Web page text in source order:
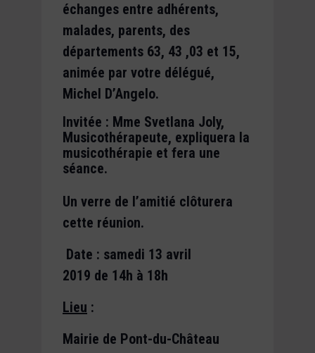
échanges entre adhérents,
malades, parents, des
départements 63, 43 ,03 et 15,
animée par votre délégué,
Michel D’Angelo.
Invitée : Mme Svetlana Joly,
Musicothérapeute, expliquera la
musicothérapie et fera une
séance.
Un verre de l’amitié clôturera
cette réunion.
Date : samedi 13 avril
2019 de 14h à 18h
Lieu :
Mairie de Pont-du-Château